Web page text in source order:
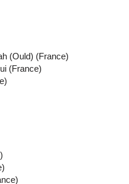
(Ould) (France)
(France)